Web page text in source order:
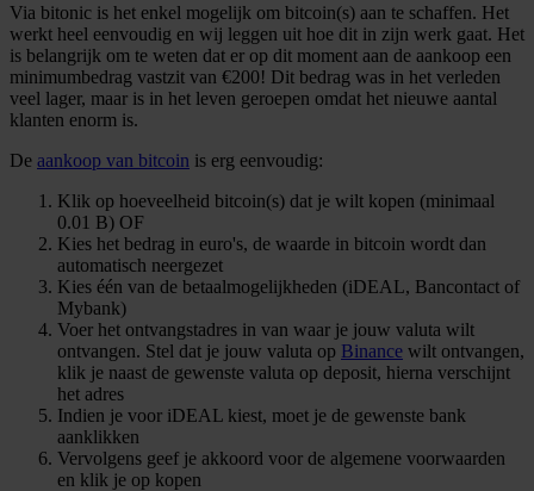
Via bitonic is het enkel mogelijk om bitcoin(s) aan te schaffen. Het
werkt heel eenvoudig en wij leggen uit hoe dit in zijn werk gaat. Het
is belangrijk om te weten dat er op dit moment aan de aankoop een
minimumbedrag vastzit van €200! Dit bedrag was in het verleden
veel lager, maar is in het leven geroepen omdat het nieuwe aantal
klanten enorm is.
De aankoop van bitcoin is erg eenvoudig:
Klik op hoeveelheid bitcoin(s) dat je wilt kopen (minimaal
0.01 B) OF
Kies het bedrag in euro's, de waarde in bitcoin wordt dan
automatisch neergezet
Kies één van de betaalmogelijkheden (iDEAL, Bancontact of
Mybank)
Voer het ontvangstadres in van waar je jouw valuta wilt
ontvangen. Stel dat je jouw valuta op Binance wilt ontvangen,
klik je naast de gewenste valuta op deposit, hierna verschijnt
het adres
Indien je voor iDEAL kiest, moet je de gewenste bank
aanklikken
Vervolgens geef je akkoord voor de algemene voorwaarden
en klik je op kopen